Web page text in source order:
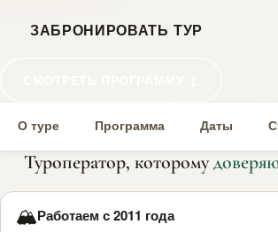
ЗАБРОНИРОВАТЬ ТУР
О туре Программа Даты
Туроператор, которому
🏔Работаем с 2011 года